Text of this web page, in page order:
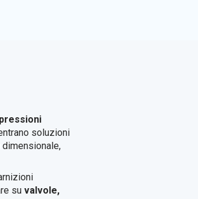
pressioni
soluzioni
su valvole,